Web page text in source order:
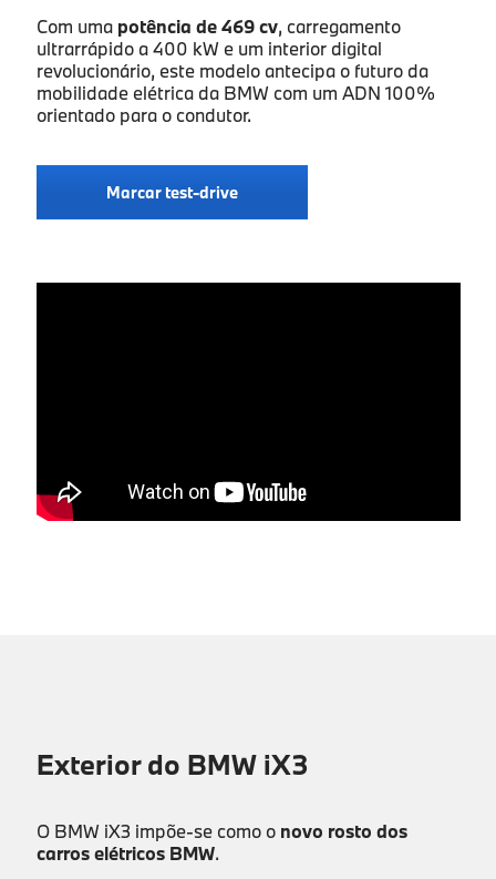
Concessionário Caetano*
- Selecione um concessionário -
Aceito a política de privacidade de dados.
Com uma potência de 469 cv, carregamento
ultrarrápido a 400 kW e um interior digital
revolucionário, este modelo antecipa o futuro da
mobilidade elétrica da BMW com um ADN 100%
orientado para o condutor.
Marcar test-drive
Exterior do BMW iX3
O BMW iX3 impõe-se como o novo rosto dos
carros elétricos BMW.